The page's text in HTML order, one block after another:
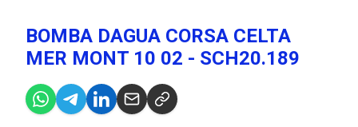
BOMBA DAGUA CORSA CELTA
MER MONT 10 02 - SCH20.189